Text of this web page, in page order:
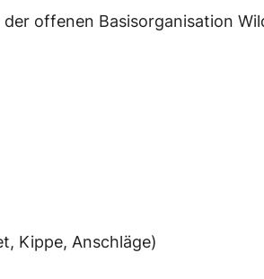
offenen Basisorganisation
Kippe, Anschläge)